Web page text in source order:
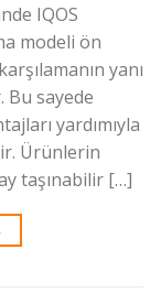
IQOS
modeli ön
yanı
Bu sayede
yardımıyla
Ürünlerin
taşınabilir […]